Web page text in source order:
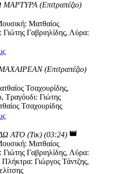
(Επιτραπέζιο)
Ματθαίος
Γαβριηλίδης, Λύρα:
(Επιτραπέζιο)
Τσαχουρίδης,
Γιώτης
Τσαχουρίδης
ΑΤΟ (Τικ) (03:24) movie
Ματθαίος
Γαβριηλίδης, Λύρα:
Γιώργος Τάντζης,